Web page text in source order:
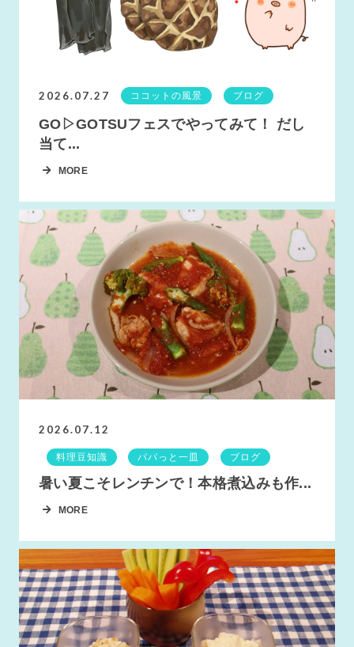
2026.07.27 ココットの風景 ブログ
GO▷GOTSUフェスでやってみて！ だし
当て...
MORE
2026.07.12
料理豆知識 パパっと一皿 ブログ
暑い夏こそレンチンで！本格煮込みも作...
MORE